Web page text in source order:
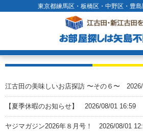
東京都練馬区・板橋区・中野区・豊
江古田の美味しいお店探訪 〜その６〜
【夏季休暇のお知らせ】 2026/08/01 16:59
ヤジマガジン2026年８月号！ 2026/08/01